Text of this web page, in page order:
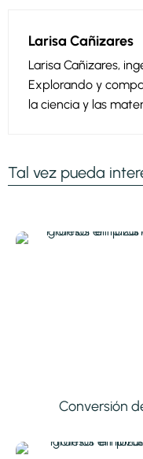
Larisa Cañizares
Larisa Cañizares,
Explorando y
la ciencia y las
Tal vez pueda
Conversión